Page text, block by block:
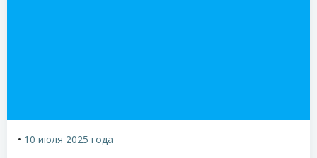
• 10 июля 2025 года